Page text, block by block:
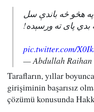
په هڅو څه باندې سل
بدي پای ته ورسېده!
pic.twitter.com/
— Abdullah
Tarafların, yıllar
girişiminin başarısız
çözümü konusunda